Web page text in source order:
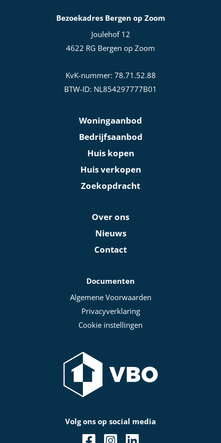
Bezoekadres Bergen op Zoom
Joulehof 12
4622 RG Bergen op Zoom
KvK-nummer: 78.71.52.88
BTW-ID: NL854297777B01
Woningaanbod
Bedrijfsaanbod
Huis kopen
Huis verkopen
Zoekopdracht
Over ons
Nieuws
Contact
Documenten
Algemene Voorwaarden
Privacyverklaring
Cookie instellingen
Volg ons op social media